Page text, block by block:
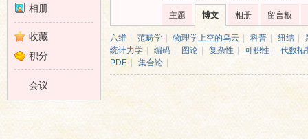
主题
博文 相册 留言板
六维 范畴学 物理学上空的乌云 科普 纽结
统计力学 | 编码 图论 复杂性 可积性
代数拓
PDE
集合论
相册
收藏
积分
会议